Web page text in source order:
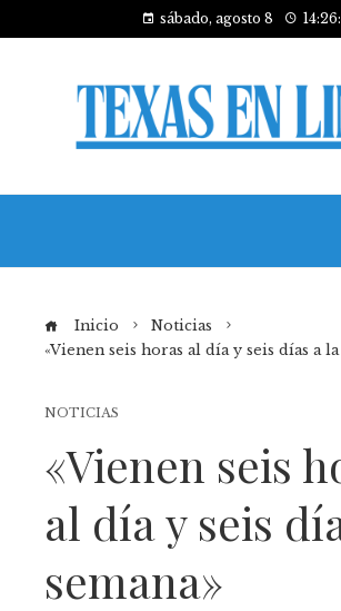
sábado, agosto 8
Inicio
Noticias
«Vienen seis horas al día y seis días a la
NOTICIAS
«Vienen seis
al día y seis
semana»